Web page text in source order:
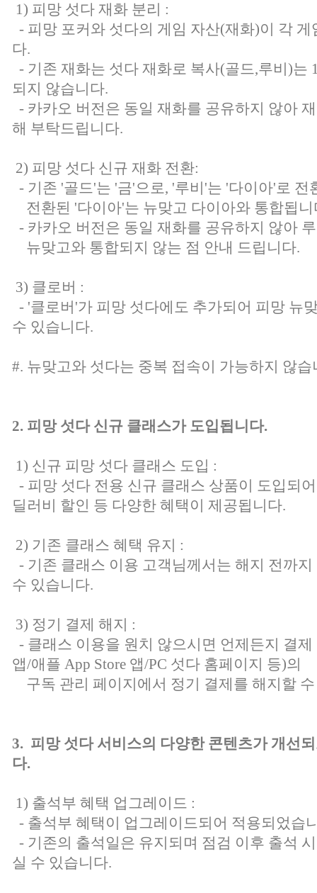
1) 피망 섯다 재화 분리 :
- 피망 포커와 섯다의 게임 자산(재화)이 각
다.
- 기존 재화는 섯다 재화로 복사(골드,루비)는
되지 않습니다.
- 카카오 버전은 동일 재화를 공유하지 않아
해 부탁드립니다.
2) 피망 섯다 신규 재화 전환:
- 기존 '골드'는 '금'으로, '루비'는 '다이아'로 전
전환된 '다이아'는 뉴맞고 다이아와 통합됩니
- 카카오 버전은 동일 재화를 공유하지 않아
뉴맞고와 통합되지 않는 점 안내 드립니다.
3) 클로버 :
- '클로버'가 피망 섯다에도 추가되어 피망 뉴
수 있습니다.
#. 뉴맞고와 섯다는 중복 접속이 가능하지 않습
2. 피망 섯다 신규 클래스가 도입됩니다.
1) 신규 피망 섯다 클래스 도입 :
- 피망 섯다 전용 신규 클래스 상품이 도입되
딜러비 할인 등 다양한 혜택이 제공됩니다.
2) 기존 클래스 혜택 유지 :
- 기존 클래스 이용 고객님께서는 해지 전까
수 있습니다.
3) 정기 결제 해지 :
- 클래스 이용을 원치 않으시면 언제든지 결
앱/애플 App Store 앱/PC 섯다 홈페이지 등)의
구독 관리 페이지에서 정기 결제를 해지할
3. 피망 섯다 서비스의 다양한 콘텐츠가 개선
다.
1) 출석부 혜택 업그레이드 :
- 출석부 혜택이 업그레이드되어 적용되었습
- 기존의 출석일은 유지되며 점검 이후 출석
실 수 있습니다.